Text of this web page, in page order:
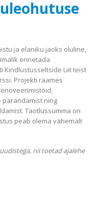
ja elaniku jaoks oluline,
ennetada
Kindlustusseltside Liit teist
Projekti raames
ning
Taotlussumma on
peab olema vähemalt
nii toetad ajalehe